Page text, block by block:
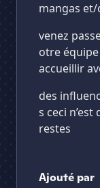
mangas
venez
otre
accueillir
des
s ceci
restes
Ajouté par